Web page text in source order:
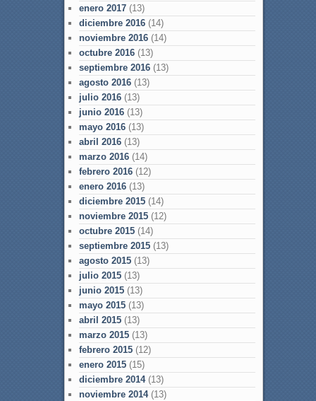
enero 2017(13)
diciembre 2016(14)
noviembre 2016(14)
octubre 2016(13)
septiembre 2016(13)
agosto 2016(13)
julio 2016(13)
junio 2016(13)
mayo 2016(13)
abril 2016(13)
marzo 2016(14)
febrero 2016(12)
enero 2016(13)
diciembre 2015(14)
noviembre 2015(12)
octubre 2015(14)
septiembre 2015(13)
agosto 2015(13)
julio 2015(13)
junio 2015(13)
mayo 2015(13)
abril 2015(13)
marzo 2015(13)
febrero 2015(12)
enero 2015(15)
diciembre 2014(13)
noviembre 2014(13)